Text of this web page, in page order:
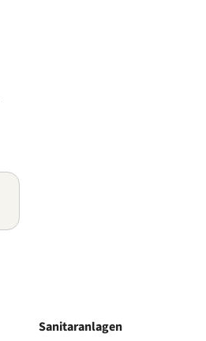
Sanitaranlagen